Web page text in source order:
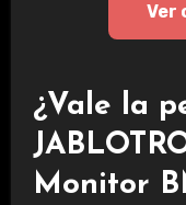
Ver
¿Vale la
Monitor